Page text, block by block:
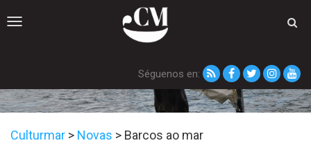
Toggle
Séguenos en:
Novas
Culturmar > Novas > Barcos ao mar